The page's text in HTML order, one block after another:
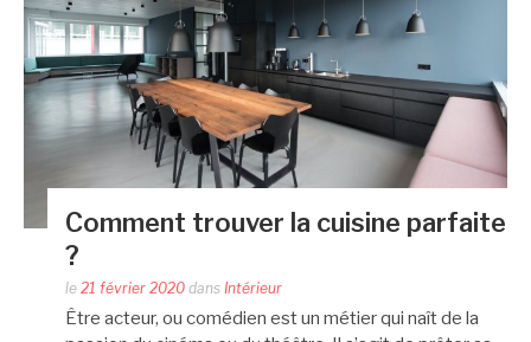
Comment trouver la cuisine parfaite
?
le 21 février 2020 dans Intérieur
Être acteur, ou comédien est un métier qui naît de la